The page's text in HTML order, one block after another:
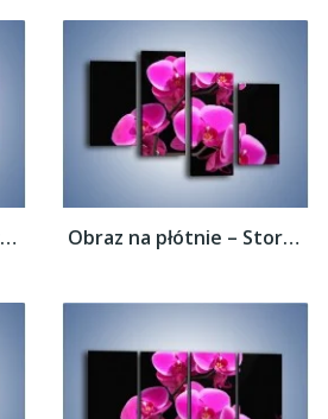
Obraz na płótnie – Storczyk nocą –... Obraz na płótnie – Storczyk nocą –...